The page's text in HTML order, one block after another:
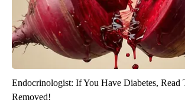
Endocrinologist: If You Have Diabetes, Read
Removed!